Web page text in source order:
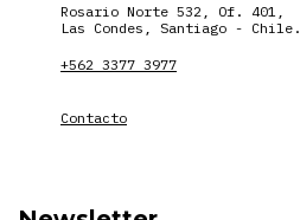
Rosario Norte 532, Of. 401,
Las Condes, Santiago - Chile.
+562 3377 3977
Contacto